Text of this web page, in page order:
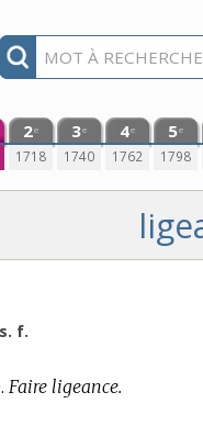
2e
1718
3e
1740
4e
1762
5e
1798
s. f.
Faire ligeance.